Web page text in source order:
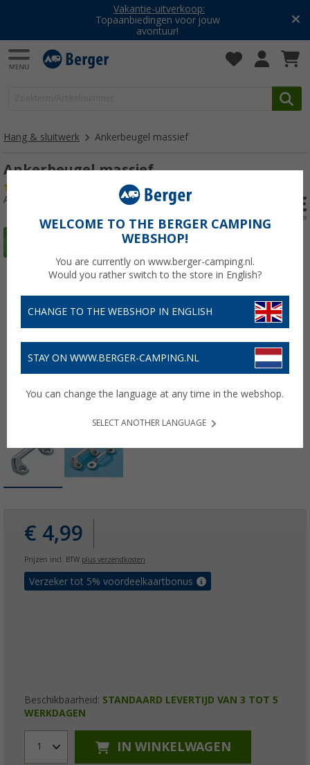
Vakantie-uitverkoop:
Topaanbiedingen voor jouw
avontuur!
Hang & sluitwerk Ankerbeugel massief
Ankerbeugel massief
Artikelnr: 171160
€ 4,99
Prijzen incl. BTW plus verzendkosten
Verzeker tot 5% voordeelkaartbonus
Beschikbaarheid: STANDAARD LEVERTIJD VAN 3 TOT 5
WERKDAGEN
1 IN WINKELWAGEN
WELCOME TO THE BERGER CAMPING
WEBSHOP!
You are currently on www.berger-camping.nl.
Would you rather switch to the store in English?
CHANGE TO THE WEBSHOP IN ENGLISH
STAY ON WWW.BERGER-CAMPING.NL
You can change the language at any time in the webshop.
SELECT ANOTHER LANGUAGE